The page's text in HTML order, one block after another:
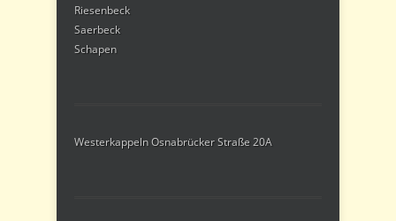
Riesenbeck
Saerbeck
Schapen
Westerkappeln Osnabrücker Straße 20A